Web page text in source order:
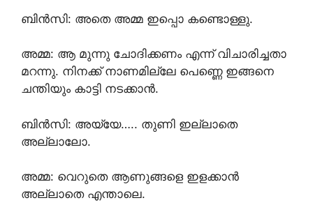
ബിൻസി: അതെ അമ്മ ഇപ്പൊ കണ്ടൊള്ളു.
അമ്മ: ആ മുന്നു ചോദിക്കണം എന്ന് വിചാരിച്ചതാ
മറന്നു. നിനക്ക് നാണമില്ലേ പെണ്ണെ ഇങ്ങനെ
ചന്തിയും കാട്ടി നടക്കാൻ.
ബിൻസി: അയ്യേ….. തുണി ഇല്ലാതെ
അല്ലാലോ.
അമ്മ: വെറുതെ ആണുങ്ങളെ ഇളക്കാൻ
അല്ലാതെ എന്താലെ.